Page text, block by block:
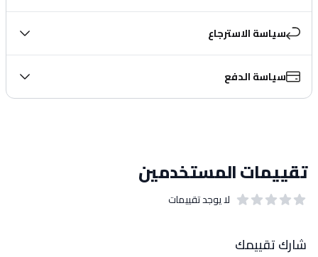
سياسة الاسترجاع
سياسة الدفع
تقييمات المستخدمين
لا يوجد تقييمات
شارك تقييمك